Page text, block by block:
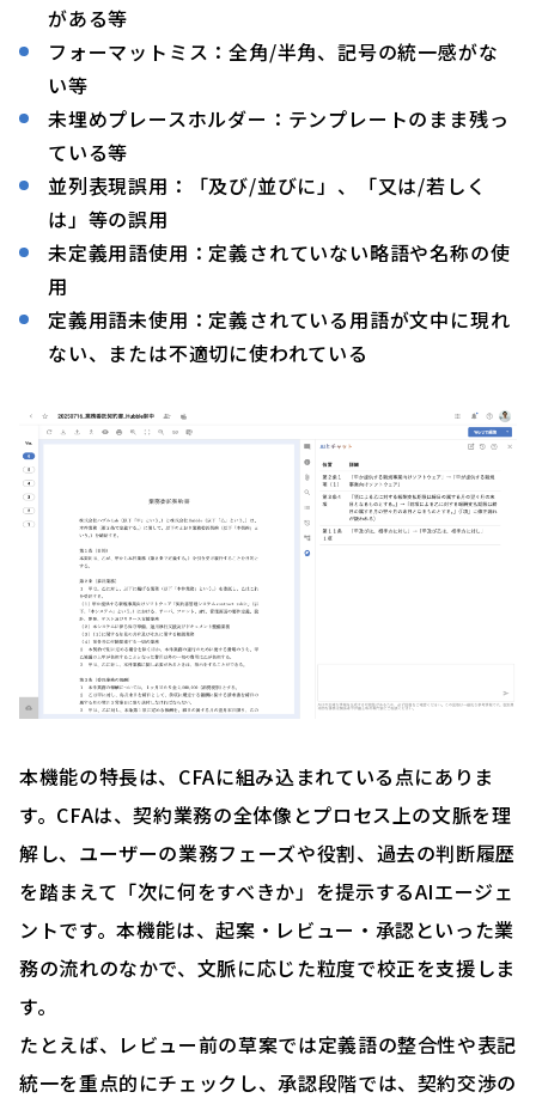
がある等
フォーマットミス：全角/半角、記号の統一感がな
い等
未埋めプレースホルダー：テンプレートのまま残っ
ている等
並列表現誤用：「及び/並びに」、「又は/若しく
は」等の誤用
未定義用語使用：定義されていない略語や名称の使
用
定義用語未使用：定義されている用語が文中に現れ
ない、または不適切に使われている
本機能の特長は、CFAに組み込まれている点にありま
す。CFAは、契約業務の全体像とプロセス上の文脈を理
解し、ユーザーの業務フェーズや役割、過去の判断履歴
を踏まえて「次に何をすべきか」を提示するAIエージェ
ントです。本機能は、起案・レビュー・承認といった業
務の流れのなかで、文脈に応じた粒度で校正を支援しま
す。
たとえば、レビュー前の草案では定義語の整合性や表記
統一を重点的にチェックし、承認段階では、契約交渉の